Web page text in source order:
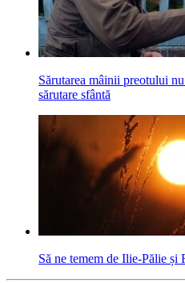
Sărutarea mâinii preotului
sărutare sfântă
Să ne temem de Ilie-Pălie și